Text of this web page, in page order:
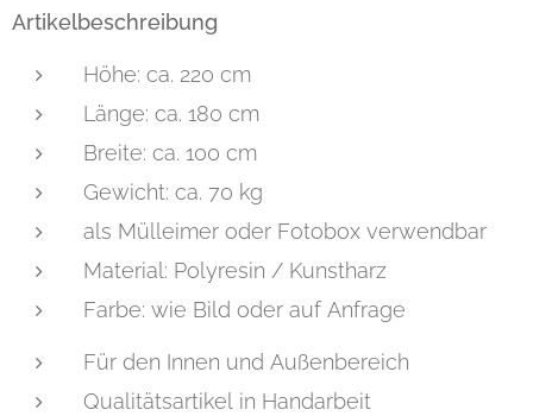
Artikelbeschreibung
Höhe: ca. 220 cm
Länge: ca. 180 cm
Breite: ca. 100 cm
Gewicht: ca. 70 kg
als Mülleimer oder Fotobox verwendbar
Material: Polyresin / Kunstharz
Farbe: wie Bild oder auf Anfrage
Für den Innen und Außenbereich
Qualitätsartikel in Handarbeit